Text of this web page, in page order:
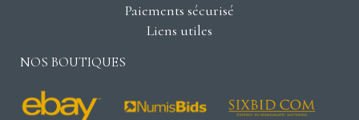
Paiements sécurisé
Liens utiles
NOS BOUTIQUES